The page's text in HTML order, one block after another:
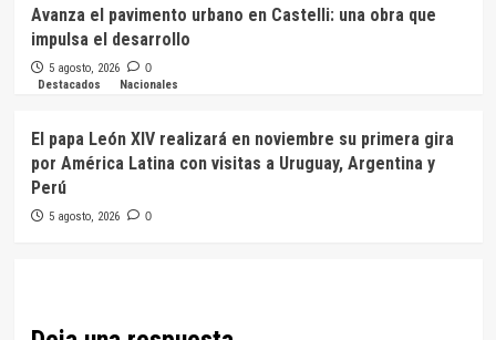
Avanza el pavimento urbano en Castelli: una obra que
impulsa el desarrollo
5 agosto, 2026 0
Destacados Nacionales
El papa León XIV realizará en noviembre su primera gira
por América Latina con visitas a Uruguay, Argentina y
Perú
5 agosto, 2026 0